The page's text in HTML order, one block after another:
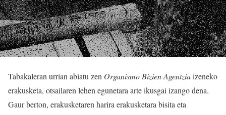
Tabakaleran urrian abiatu zen Organismo Bizien Agentziaizeneko
erakusketa, otsailaren lehen egunetara arte ikusgai izango dena.
Gaur berton, erakusketaren harira erakusketara bisita eta